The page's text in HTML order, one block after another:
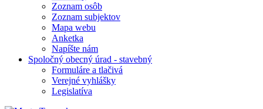
Zoznam osôb
Zoznam subjektov
Mapa webu
Anketka
Napíšte nám
Spoločný obecný úrad - stavebný
Formuláre a tlačivá
Verejné vyhlášky
Legislatíva